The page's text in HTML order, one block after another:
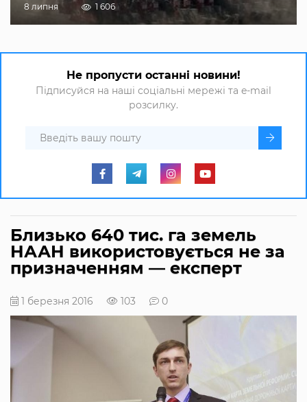
8 липня 1 606
Не пропусти останні новини!
Підписуйся на наші соціальні мережі та e-mail
розсилку.
Близько 640 тис. га земель
НААН використовується не за
призначенням — експерт
1 березня 2016 103 0